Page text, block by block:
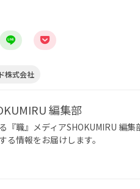
株式会社
編集部
『職』メディアSHOKUMIRU 編
る情報をお届けします。